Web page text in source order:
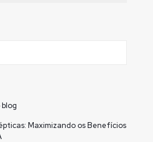
Maximizando os Benefícios